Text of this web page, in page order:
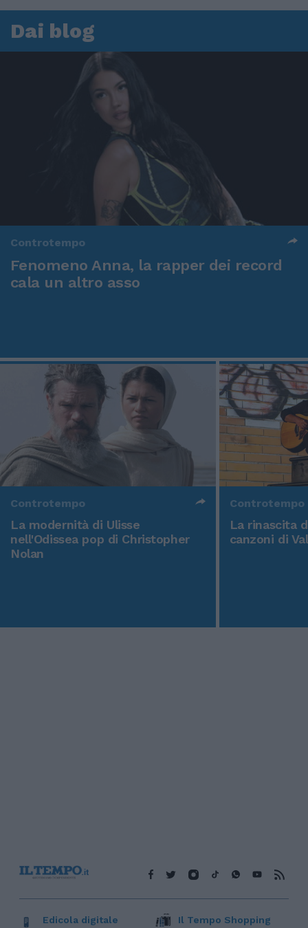
Dai blog
Controtempo
Fenomeno Anna, la rapper dei record
cala un altro asso
Controtempo
La modernità di Ulisse
nell'Odissea pop di Christopher
Nolan
Controtempo
La rinascita
canzoni di
Edicola digitale Il Tempo Shopping